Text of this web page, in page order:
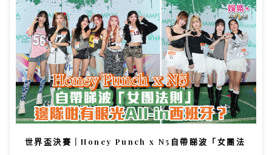
世界盃決賽｜Honey Punch x N5自帶睇波「女團法